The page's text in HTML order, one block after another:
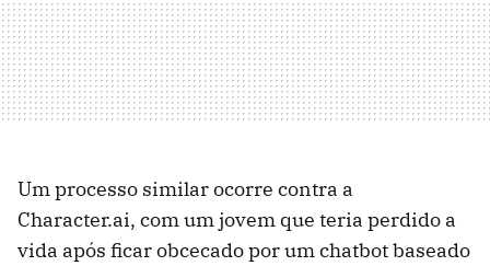
Um processo similar ocorre contra a
Character.ai, com um jovem que teria perdido a
vida após ficar obcecado por um chatbot baseado